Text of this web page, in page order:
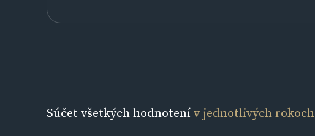
Súčet všetkých hodnotenív jednotlivých rokoch